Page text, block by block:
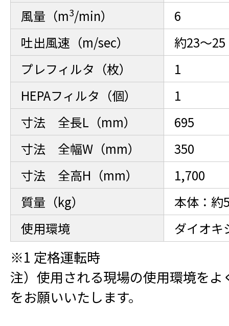
風量（m3/min）
6
吐出風速（m/sec）
約23～25
プレフィルタ（枚）
1
HEPAフィルタ（個）
1
寸法 全長L（mm）
695
寸法 全幅W（mm）
350
寸法 全高H（mm）
1,700
質量（kg）
本体：
使用環境
ダイオキ
※1 定格運転時
注）使用される現場の使用環境を
をお願いいたします。